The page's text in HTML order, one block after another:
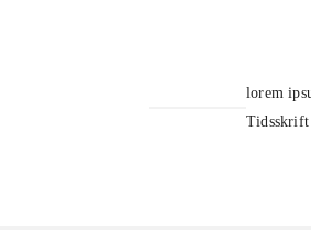
lorem
Tidsskrift